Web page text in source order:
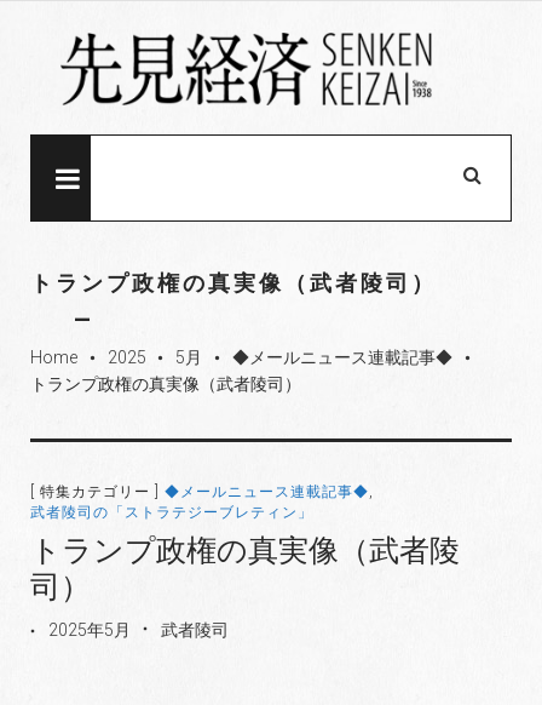
トランプ政権の真実像（武者陵司）
Home fiber_manual_record 2025 fiber_manual_record 5月 fiber_manual_record ◆メールニュース連載記事◆ fiber_manual_record
トランプ政権の真実像（武者陵司）
[ 特集カテゴリー ] ◆メールニュース連載記事◆
武者陵司の「ストラテジーブレティン」
トランプ政権の真実像（武者陵
司）
2025年5月 武者陵司